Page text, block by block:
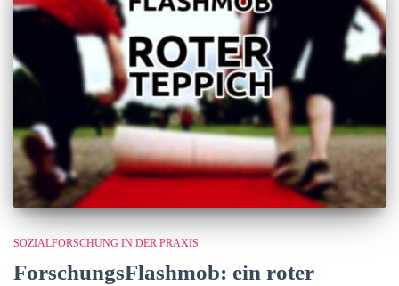
SOZIALFORSCHUNG IN DER PRAXIS
ForschungsFlashmob: ein roter